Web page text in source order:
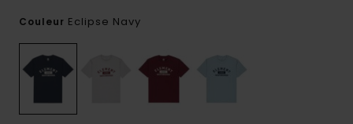
Couleur Eclipse Navy